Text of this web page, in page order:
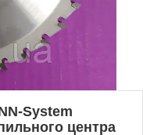
System
центра